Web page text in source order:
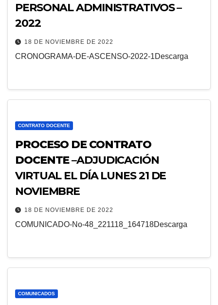
PERSONAL ADMINISTRATIVOS –
2022
18 DE NOVIEMBRE DE 2022
CRONOGRAMA-DE-ASCENSO-2022-1Descarga
CONTRATO DOCENTE
PROCESO DE CONTRATO
DOCENTE –ADJUDICACIÓN
VIRTUAL EL DÍA LUNES 21 DE
NOVIEMBRE
18 DE NOVIEMBRE DE 2022
COMUNICADO-No-48_221118_164718Descarga
COMUNICADOS